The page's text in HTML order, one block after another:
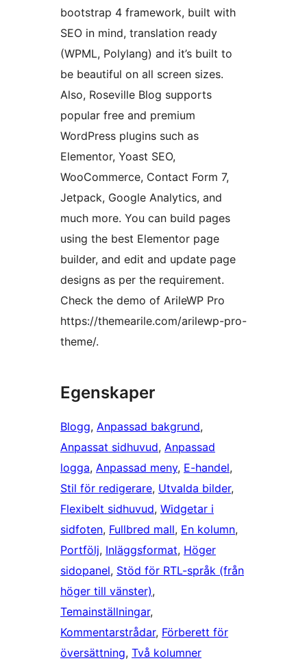
bootstrap 4 framework, built with
SEO in mind, translation ready
(WPML, Polylang) and it’s built to
be beautiful on all screen sizes.
Also, Roseville Blog supports
popular free and premium
WordPress plugins such as
Elementor, Yoast SEO,
WooCommerce, Contact Form 7,
Jetpack, Google Analytics, and
much more. You can build pages
using the best Elementor page
builder, and edit and update page
designs as per the requirement.
Check the demo of ArileWP Pro
https://themearile.com/arilewp-pro-
theme/.
Egenskaper
Blogg, Anpassad bakgrund
Anpassat sidhuvud, Anpassad
logga, Anpassad meny, E-handel
Stil för redigerare, Utvalda bilder
Flexibelt sidhuvud, Widgetar i
sidfoten, Fullbred mall, En kolumn
Portfölj, Inläggsformat, Höger
sidopanel, Stöd för RTL-språk (från
höger till vänster)
Temainställningar
Kommentarstrådar, Förberett för
översättning, Två kolumner